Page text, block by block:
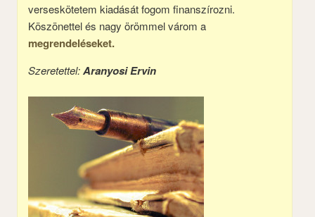
verseskötetem kiadását fogom finanszírozni.
Köszönettel és nagy örömmel várom a
megrendeléseket.
Szeretettel:Aranyosi Ervin